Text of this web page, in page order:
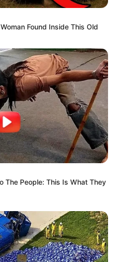
Found Inside This Old
The People: This Is What They